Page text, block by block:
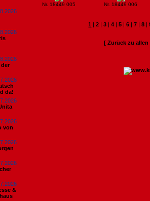
der
da!
von
&
Nr. 18449 005 Nr. 18449 006
1 |2 |3 |4 |5 |6 |7 |8 |
[ Zurück zu